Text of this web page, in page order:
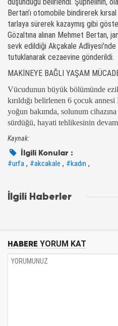
Bertan’ı otomobile bindirerek
tarlaya sürerek kazaymış gibi
Gözaltına alınan Mehmet Bertan,
sevk edildiği Akçakale Adliyesi’nde
tutuklanarak cezaevine gönderildi.
MAKİNEYE BAĞLI YAŞAM
Vücudunun büyük bölümünde
kırıldığı belirlenen 6 çocuk
yoğun bakımda, solunum
sürdüğü, hayati tehlikesinin
Kaynak:
İlgili Konular :
#urfa , #akcakale , #kadın ,
İlgili Haberler
HABERE YORUM KAT